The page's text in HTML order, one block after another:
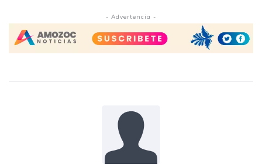
- Advertencia -